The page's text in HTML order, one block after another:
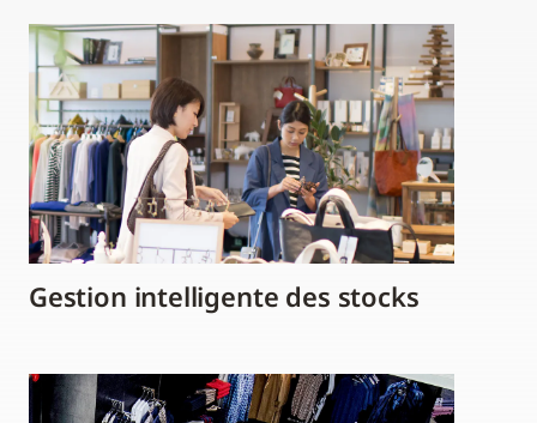
Gestion intelligente des stocks